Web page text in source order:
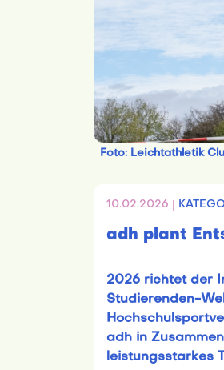
Foto: Leichtathletik
10.02.2026 |
adh plant
2026 richtet der
Studierenden-
adh in
leistungsstarkes